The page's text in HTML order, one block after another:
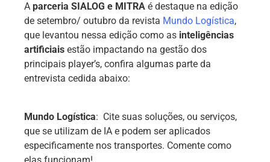
A parceria SIALOG e MITRA é destaque na edição
de setembro/ outubro da revista Mundo Logística,
que levantou nessa edição como as inteligências
artificiais estão impactando na gestão dos
principais player’s, confira algumas parte da
entrevista cedida abaixo:
Mundo Logística: Cite suas soluções, ou serviços,
que se utilizam de IA e podem ser aplicados
especificamente nos transportes. Comente como